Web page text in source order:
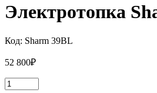
Электротопка
Код: Sharm 39BL
52 800₽